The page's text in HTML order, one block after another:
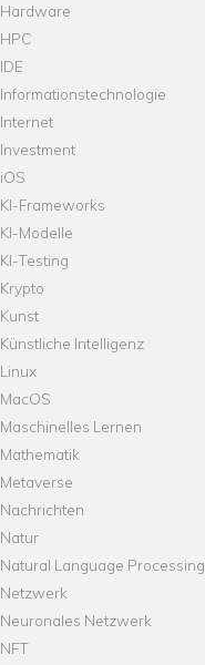
Hardware
HPC
IDE
Informationstechnologie
Internet
Investment
iOS
KI-Frameworks
KI-Modelle
KI-Testing
Krypto
Kunst
Künstliche Intelligenz
Linux
MacOS
Maschinelles Lernen
Mathematik
Metaverse
Nachrichten
Natur
Natural Language Processing
Netzwerk
Neuronales Netzwerk
NFT